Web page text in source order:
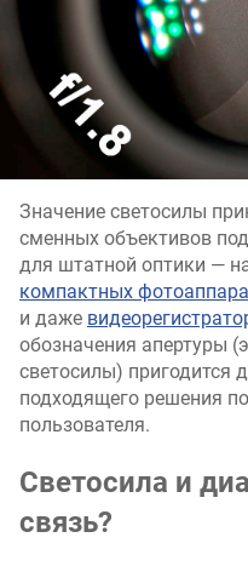
Значение светосилы
сменных объективов
для штатной оптики —
компактных
и даже
обозначения апертуры
светосилы) пригодится
подходящего решения
пользователя.
Светосила и
связь?